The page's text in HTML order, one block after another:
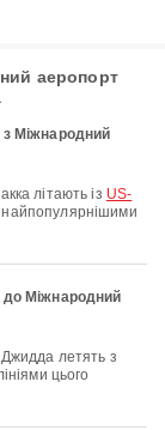
аеропорт
з Міжнародний
літають із US-
найпопулярнішими
до Міжнародний
Джидда летять з
цього